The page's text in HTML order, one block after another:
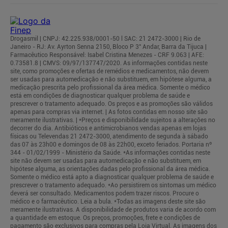
Drogasmil | CNPJ: 42.225.938/0001-50 l SAC: 21 2472-3000 | Rio de
Janeiro - RJ: Av. Ayrton Senna 2150, Bloco P 3° Andar, Barra da Tijuca |
Farmacêutico Responsável: Isabel Cristina Menezes - CRF 9.063 | AFE:
0.73581.8 | CMVS: 09/97/137747/2020. As informações contidas neste
site, como promoções e ofertas de remédios e medicamentos, não devem
ser usadas para automedicação e não substituem, em hipótese alguma, a
medicação prescrita pelo profissional da área médica. Somente o médico
está em condições de diagnosticar qualquer problema de saúde e
prescrever o tratamento adequado. Os preços e as promoções são válidos
apenas para compras via internet. | As fotos contidas em nosso site são
meramente ilustrativas. | *Preços e disponibilidade sujeitos a alterações no
decorrer do dia. Antibióticos e antimicrobianos vendas apenas em lojas
físicas ou Televendas 21 2472-3000, atendimento de segunda à sábado
das 07 às 23h00 e domingos de 08 às 22h00, exceto feriados. Portaria nº
344 - 01/02/1999 - Ministério da Saúde. *As informações contidas neste
site não devem ser usadas para automedicação e não substituem, em
hipótese alguma, as orientações dadas pelo profissional da área médica.
Somente o médico está apto a diagnosticar qualquer problema de saúde e
prescrever o tratamento adequado. *Ao persistirem os sintomas um médico
deverá ser consultado. Medicamentos podem trazer riscos. Procure o
médico e o farmacêutico. Leia a bula. *Todas as imagens deste site são
meramente ilustrativas. A disponibilidade de produtos varia de acordo com
a quantidade em estoque. Os preços, promoções, frete e condições de
pagamento são exclusivos para compras pela Loja Virtual. As imagens dos